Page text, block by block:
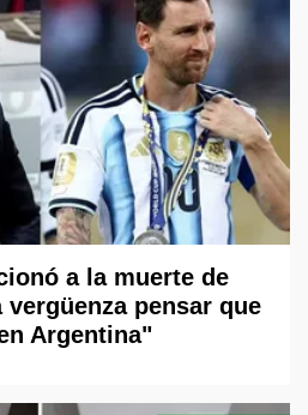
a la muerte de
pensar que
Argentina"